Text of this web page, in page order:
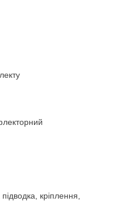
кріплення,